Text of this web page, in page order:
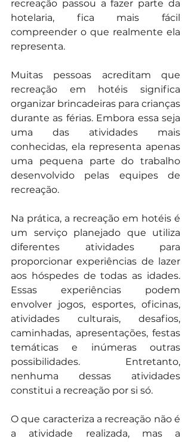
recreação passou a fazer parte da
hotelaria, fica mais fácil
compreender o que realmente ela
representa.
Muitas pessoas acreditam que
recreação em hotéis significa
organizar brincadeiras para crianças
durante as férias. Embora essa seja
uma das atividades mais
conhecidas, ela representa apenas
uma pequena parte do trabalho
desenvolvido pelas equipes de
recreação.
Na prática, a recreação em hotéis é
um serviço planejado que utiliza
diferentes atividades para
proporcionar experiências de lazer
aos hóspedes de todas as idades.
Essas experiências podem
envolver jogos, esportes, oficinas,
atividades culturais, desafios,
caminhadas, apresentações, festas
temáticas e inúmeras outras
possibilidades. Entretanto,
nenhuma dessas atividades
constitui a recreação por si só.
O que caracteriza a recreação não é
a atividade realizada, mas a